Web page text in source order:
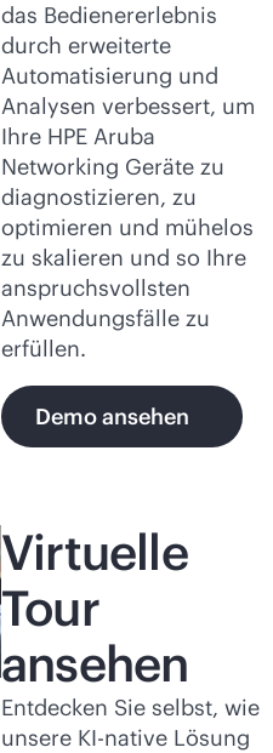
das Bedienererlebnis
durch erweiterte
Automatisierung und
Analysen verbessert, um
Ihre HPE Aruba
Networking Geräte zu
diagnostizieren, zu
optimieren und mühelos
zu skalieren und so Ihre
anspruchsvollsten
Anwendungsfälle zu
erfüllen.
Demo ansehen
Virtuelle
Tour
ansehen
Entdecken Sie selbst, wie
unsere KI-native Lösung